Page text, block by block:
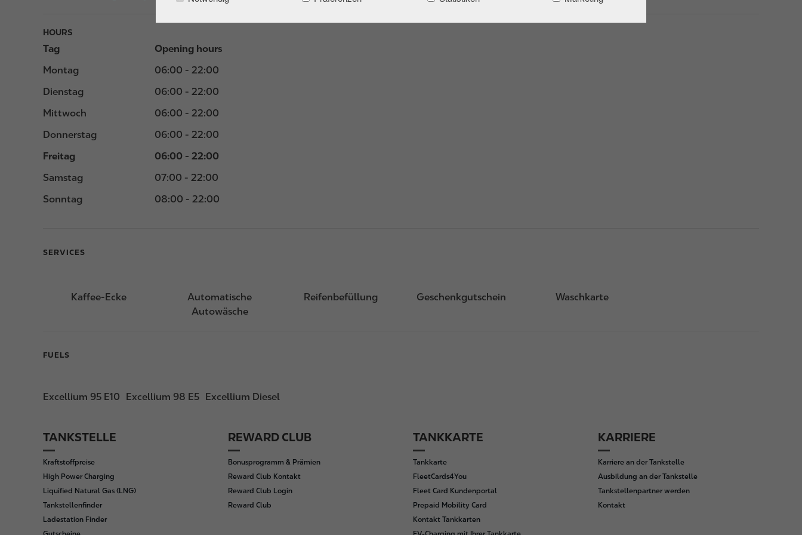
HOURS
Tag
Opening hours
Montag
06:00 - 22:00
Dienstag
06:00 - 22:00
Mittwoch
06:00 - 22:00
Donnerstag
06:00 - 22:00
Freitag
06:00 - 22:00
Samstag
07:00 - 22:00
Sonntag
08:00 - 22:00
SERVICES
Kaffee-Ecke
Automatische
Autowäsche
Reifenbefüllung Geschenkgutschein Waschkarte
FUELS
Excellium 95 E10 Excellium 98 E5 Excellium Diesel
F
o
o
t
e
r
TANKSTELLE
Kraftstoffpreise
High Power Charging
Liquified Natural Gas (LNG)
Tankstellenfinder
Ladestation Finder
REWARD CLUB
Bonusprogramm & Prämien
Reward Club Kontakt
Reward Club Login
Reward Club
TANKKARTE
Tankkarte
FleetCards4You
Fleet Card Kundenportal
Prepaid Mobility Card
Kontakt Tankkarten
KARRIERE
Karriere an der Tankstelle
Ausbildung an der Tankstelle
Tankstellenpartner werden
Kontakt